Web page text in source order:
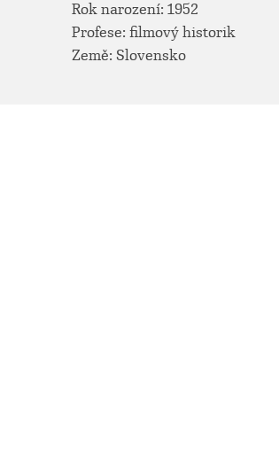
Rok narození: 1952
Profese: filmový historik
Země: Slovensko